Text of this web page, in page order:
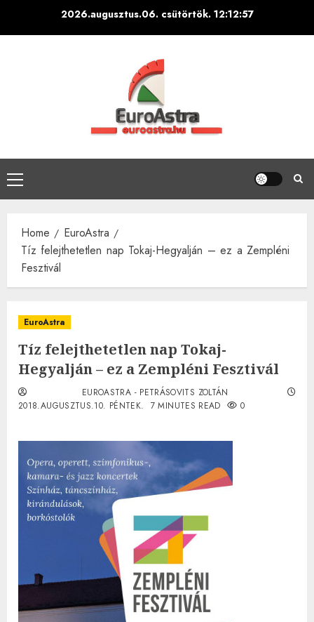
2026.augusztus.06. csütörtök. 12:12:59
Primary
Menu
Home
EuroAstra
Tíz felejthetetlen nap Tokaj-Hegyalján – ez a Zempléni
Fesztivál
EuroAstra
Tíz felejthetetlen nap Tokaj-
Hegyalján – ez a Zempléni Fesztivál
EUROASTRA - PETRÁSOVITS ZOLTÁN
2018.AUGUSZTUS.10. PÉNTEK.
7 MINUTES READ 0